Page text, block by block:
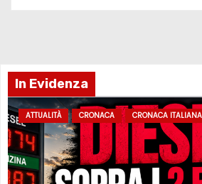
In Evidenza
ATTUALITÀ CRONACA CRONACA ITALIANA